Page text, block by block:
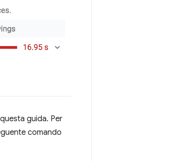
guida. Per
comando